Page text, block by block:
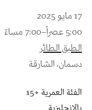
الفئة العمرية +15
17 مايو 2025
5:00 عصراً–7:00 مساءً
الطبق الطائر
دسمان، الشارقة